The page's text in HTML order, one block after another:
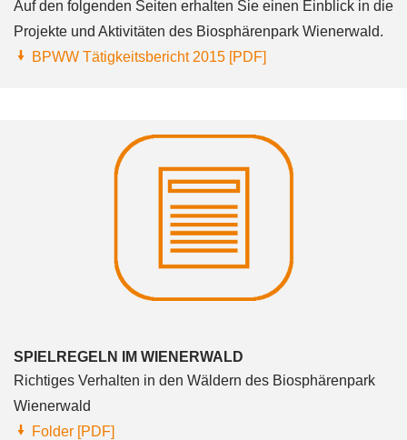
Auf den folgenden Seiten erhalten Sie einen Einblick in die
Projekte und Aktivitäten des Biosphärenpark Wienerwald.
BPWW Tätigkeitsbericht 2015 [PDF]
SPIELREGELN IM WIENERWALD
Richtiges Verhalten in den Wäldern des Biosphärenpark
Wienerwald
Folder [PDF]